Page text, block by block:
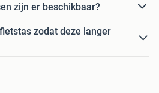
zijn er beschikbaar?
zodat deze langer